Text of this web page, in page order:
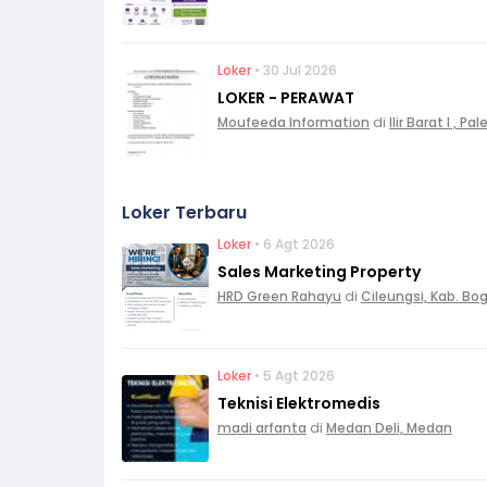
Loker • 30 Jul 2026
LOKER - PERAWAT
Moufeeda Information di Ilir Barat I ,
Loker Terbaru
Loker • 6 Agt 2026
Sales Marketing Property
HRD Green Rahayu di Cileungsi, Kab.
Loker • 5 Agt 2026
Teknisi Elektromedis
madi arfanta di Medan Deli, Medan